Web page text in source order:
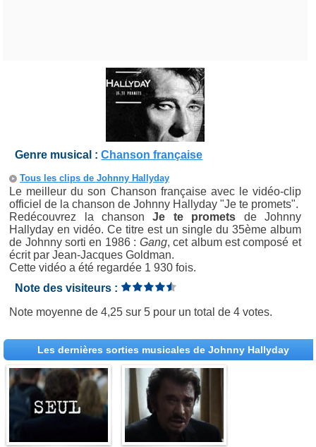
Genre musical :Chanson française
Tous les clips de Johnny Hallyday
Le meilleur du son Chanson française avec le vidéo-clip
officiel de la chanson de Johnny Hallyday "Je te promets".
Redécouvrez la chansonJe te promets de Johnny
Hallyday en vidéo. Ce titre est un single du 35ème album
de Johnny sorti en 1986 : Gang, cet album est composé et
écrit par Jean-Jacques Goldman.
Cette vidéo a été regardée 1 930 fois.
Note des visiteurs :
Note moyenne de4,25 sur5 pour un total de4 votes.
Les dernières sorties musicales de Johnny Hallyday